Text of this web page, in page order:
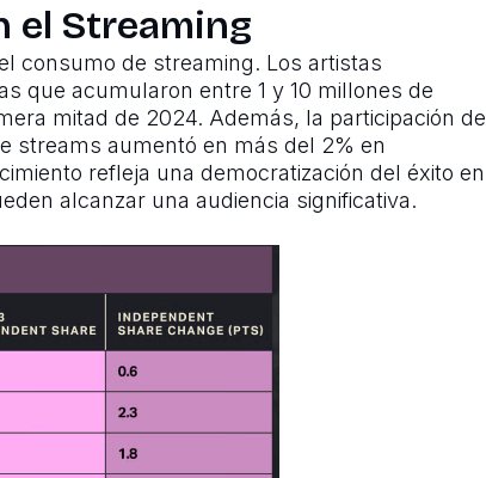
el Streaming
consumo de streaming. Los artistas
que acumularon entre 1 y 10 millones de
mitad de 2024. Además, la participación de
streams aumentó en más del 2% en
refleja una democratización del éxito en
alcanzar una audiencia significativa.